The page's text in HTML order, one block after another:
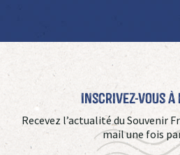
Inscrivez-vous
Recevez l’actualité du Souvenir
mail une fois